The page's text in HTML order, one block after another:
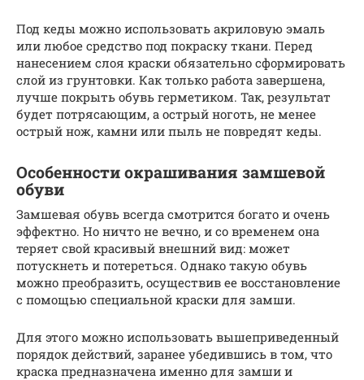
Под кеды можно использовать акриловую эмаль
или любое средство под покраску ткани. Перед
нанесением слоя краски обязательно сформировать
слой из грунтовки. Как только работа завершена,
лучше покрыть обувь герметиком. Так, результат
будет потрясающим, а острый ноготь, не менее
острый нож, камни или пыль не повредят кеды.
Особенности окрашивания замшевой
обуви
Замшевая обувь всегда смотрится богато и очень
эффектно. Но ничто не вечно, и со временем она
теряет свой красивый внешний вид: может
потускнеть и потереться. Однако такую обувь
можно преобразить, осуществив ее восстановление
с помощью специальной краски для замши.
Для этого можно использовать вышеприведенный
порядок действий, заранее убедившись в том, что
краска предназначена именно для замши и